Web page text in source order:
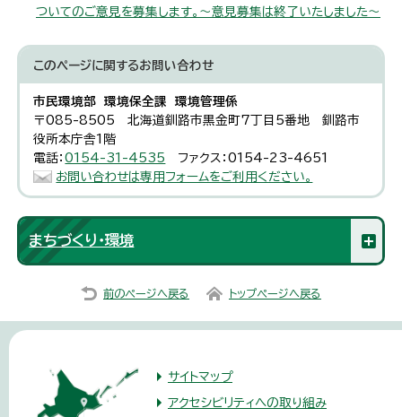
ついてのご意見を募集します。～意見募集は終了いたしました～
このページに関するお問い合わせ
市民環境部 環境保全課 環境管理係
〒085-8505 北海道釧路市黒金町7丁目5番地 釧路市
役所本庁舎1階
電話：0154-31-4535
ファクス：0154-23-4651
お問い合わせは専用フォームをご利用ください。
まちづくり・環境
前のページへ戻る トップページへ戻る
サイトマップ
アクセシビリティへの取り組み